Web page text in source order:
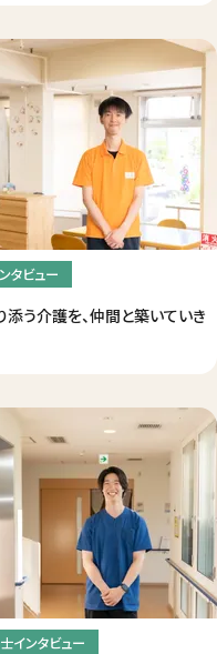
タビュー
う介護を、仲間と築いていき
インタビュー